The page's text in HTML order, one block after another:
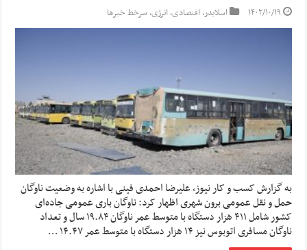
۱۴۰۲/۱۰/۱۹ اسلایدر,اقتصادی,انرژی,سرخط خبرها
به گزارش کسب و کار نیوز، علیرضا احمدی فینی با اشاره به وضعیت ناوگان
حمل و نقل عمومی برون شهری اظهار کرد: ناوگان باری عمومی جاده‌ای
کشور شامل ۴۱۱ هزار دستگاه با متوسط عمر ناوگان ۱۹.۸۴ سال و تعداد
ناوگان مسافری اتوبوس نیز ۱۴ هزار دستگاه با متوسط عمر ۱۴.۴۷ …